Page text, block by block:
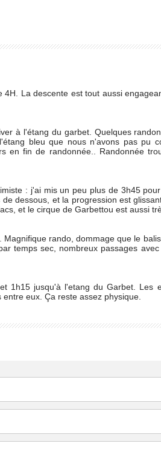
La descente est tout aussi
à l'étang du garbet. Quelques
bleu que nous n'avons pas pu
en fin de randonnée.. Randonnée
: j'ai mis un peu plus de 3h45
dessous, et la progression est
et le cirque de Garbettou est aussi
rando, dommage que le
temps sec, nombreux passages
1h15 jusqu'à l'etang du Garbet. Les
eux. Ça reste assez physique.